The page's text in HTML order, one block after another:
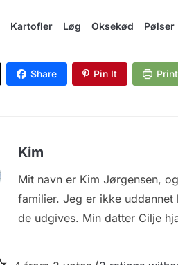
Kartofler Løg Oksekød Pølser
Share Pin It Print
Kim
Mit navn er Kim Jørgensen,
familier. Jeg er ikke
de udgives. Min datter Cilje